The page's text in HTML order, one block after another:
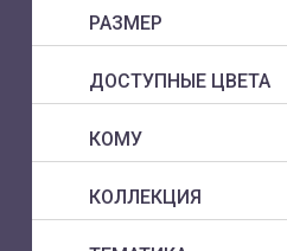
РАЗМЕР
ДОСТУПНЫЕ ЦВЕТА
КОМУ
КОЛЛЕКЦИЯ